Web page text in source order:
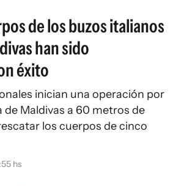
de los buzos italianos
han sido
éxito
inician una operación por
de Maldivas a 60 metros de
los cuerpos de cinco
hs